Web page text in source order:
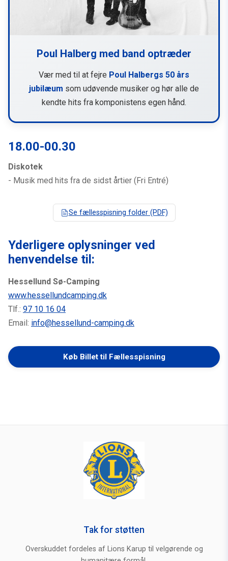
Poul Halberg med band optræder
Vær med til at fejre Poul Halbergs 50 års
jubilæum som udøvende musiker og hør alle de
kendte hits fra komponistens egen hånd.
18.00-00.30
Diskotek
- Musik med hits fra de sidst årtier (Fri Entré)
Se fællesspisning folder (PDF)
Yderligere oplysninger ved
henvendelse til:
Hessellund Sø-Camping
www.hessellundcamping.dk
Tlf.: 97 10 16 04
Email: info@hessellund-camping.dk
Køb Billet til Fællesspisning
Tak for støtten
Overskuddet fordeles af Lions Karup til velgørende og